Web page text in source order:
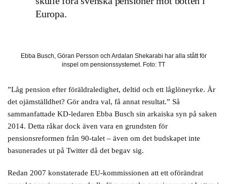
Europa.
Ebba Busch, Göran Persson och Ardalan Shekarabi har alla stått för
inspel om pensionssystemet. Foto: TT
”Låg pension efter föräldraledighet, deltid och ett låglöneyrke. Är
det ojämställdhet? Gör andra val, få annat resultat.” Så
sammanfattade KD-ledaren Ebba Busch sin arkaiska syn på saken
2014. Detta råkar dock även vara en grundsten för
pensionsreformen från 90-talet – även om det budskapet inte
basunerades ut på Twitter då det begav sig.
Redan 2007 konstaterade EU-kommissionen att ett oförändrat